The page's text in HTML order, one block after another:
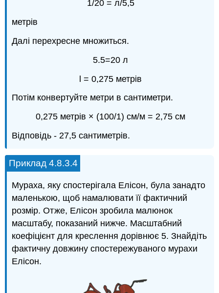
1/20 = л/5,5
метрів
Далі перехресне множиться.
5.5=20 л
l = 0,275 метрів
Потім конвертуйте метри в сантиметри.
0,275 метрів × (100/1) см/м = 2,75 см
Відповідь - 27,5 сантиметрів.
Приклад 4.8.3.4
Мураха, яку спостерігала Елісон, була занадто
маленькою, щоб намалювати її фактичний
розмір. Отже, Елісон зробила малюнок
масштабу, показаний нижче. Масштабний
коефіцієнт для креслення дорівнює 5. Знайдіть
фактичну довжину спостережуваного мурахи
Елісон.